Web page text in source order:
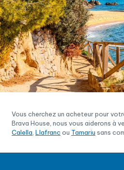
Vous cherchez un acheteur pour
Brava House, nous vous aiderons à
Calella Llafranc ou Tamariu sans